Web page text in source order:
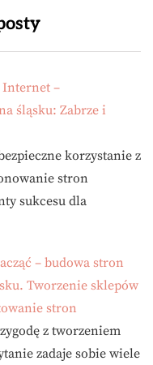
Internet –
śląsku: Zabrze i
korzystanie z
stron
sukcesu dla
– budowa stron
Tworzenie sklepów
stron
z tworzeniem
zadaje sobie wiele